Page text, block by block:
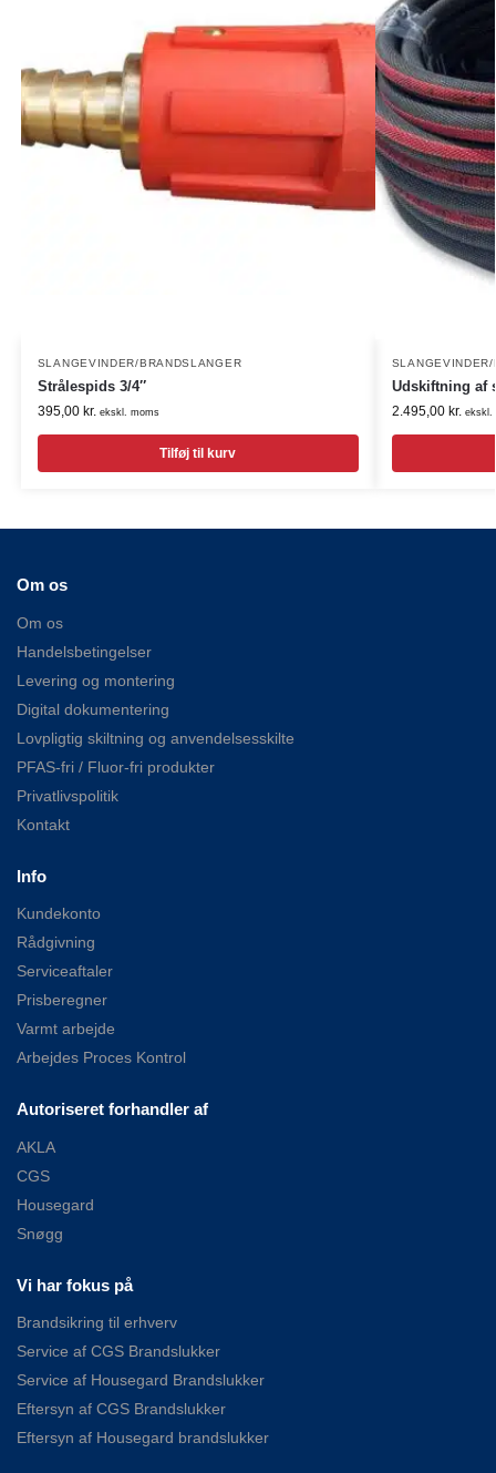
SLANGEVINDER/BRANDSLANGER
Strålespids 3/4″
395,00 kr. ekskl. moms
Tilføj til kurv
Udskiftning af
2.495,00 kr. ekskl.
Om os
Om os
Handelsbetingelser
Levering og montering
Digital dokumentering
Lovpligtig skiltning og anvendelsesskilte
PFAS-fri / Fluor-fri produkter
Privatlivspolitik
Kontakt
Info
Kundekonto
Rådgivning
Serviceaftaler
Prisberegner
Varmt arbejde
Arbejdes Proces Kontrol
Autoriseret forhandler af
AKLA
CGS
Housegard
Snøgg
Vi har fokus på
Brandsikring til erhverv
Service af CGS Brandslukker
Service af Housegard Brandslukker
Eftersyn af CGS Brandslukker
Eftersyn af Housegard brandslukker